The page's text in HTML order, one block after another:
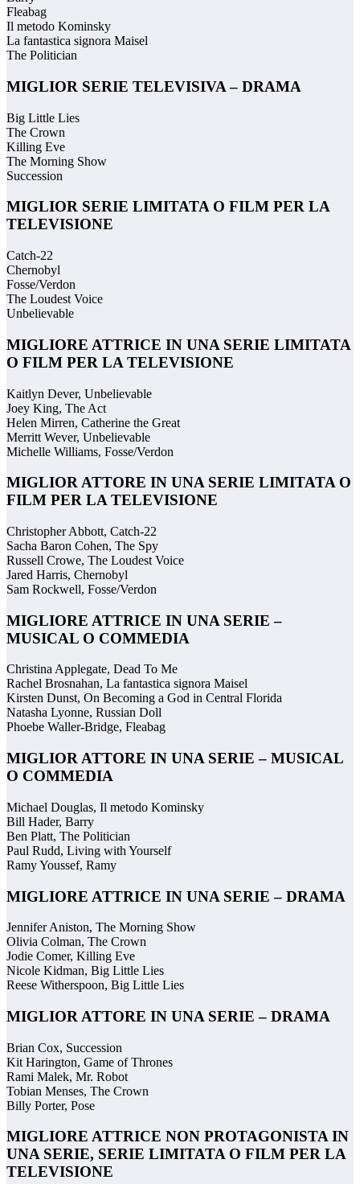
Fleabag
Il metodo Kominsky
La fantastica signora Maisel
The Politician
MIGLIOR SERIE TELEVISIVA – DRAMA
Big Little Lies
The Crown
Killing Eve
The Morning Show
Succession
MIGLIOR SERIE LIMITATA O FILM PER LA
TELEVISIONE
Catch-22
Chernobyl
Fosse/Verdon
The Loudest Voice
Unbelievable
MIGLIORE ATTRICE IN UNA SERIE LIMITATA
O FILM PER LA TELEVISIONE
Kaitlyn Dever, Unbelievable
Joey King, The Act
Helen Mirren, Catherine the Great
Merritt Wever, Unbelievable
Michelle Williams, Fosse/Verdon
MIGLIOR ATTORE IN UNA SERIE LIMITATA O
FILM PER LA TELEVISIONE
Christopher Abbott, Catch-22
Sacha Baron Cohen, The Spy
Russell Crowe, The Loudest Voice
Jared Harris, Chernobyl
Sam Rockwell, Fosse/Verdon
MIGLIORE ATTRICE IN UNA SERIE –
MUSICAL O COMMEDIA
Christina Applegate, Dead To Me
Rachel Brosnahan, La fantastica signora Maisel
Kirsten Dunst, On Becoming a God in Central Florida
Natasha Lyonne, Russian Doll
Phoebe Waller-Bridge, Fleabag
MIGLIOR ATTORE IN UNA SERIE – MUSICAL
O COMMEDIA
Michael Douglas, Il metodo Kominsky
Bill Hader, Barry
Ben Platt, The Politician
Paul Rudd, Living with Yourself
Ramy Youssef, Ramy
MIGLIORE ATTRICE IN UNA SERIE – DRAMA
Jennifer Aniston, The Morning Show
Olivia Colman, The Crown
Jodie Comer, Killing Eve
Nicole Kidman, Big Little Lies
Reese Witherspoon, Big Little Lies
MIGLIOR ATTORE IN UNA SERIE – DRAMA
Brian Cox, Succession
Kit Harington, Game of Thrones
Rami Malek, Mr. Robot
Tobian Menses, The Crown
Billy Porter, Pose
MIGLIORE ATTRICE NON PROTAGONISTA IN
UNA SERIE, SERIE LIMITATA O FILM PER LA
TELEVISIONE